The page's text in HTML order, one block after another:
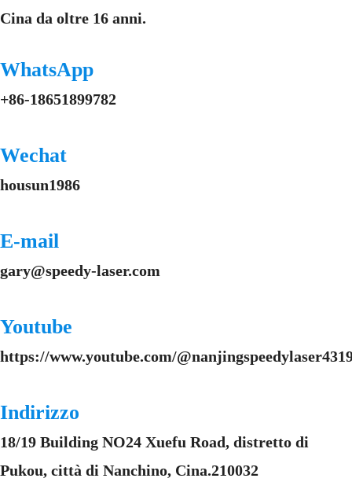
Cina da oltre 16 anni.
WhatsApp
+86-18651899782
Wechat
housun1986
E-mail
gary@speedy-laser.com
Youtube
https://www.youtube.com/
Indirizzo
18/19 Building NO24 Xuefu Road, distretto di
Pukou, città di Nanchino, Cina.210032